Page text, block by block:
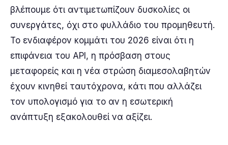
βλέπουμε ότι αντιμετωπίζουν δυσκολίες οι
συνεργάτες, όχι στο φυλλάδιο του προμηθευτή.
Το ενδιαφέρον κομμάτι του 2026 είναι ότι η
επιφάνεια του API, η πρόσβαση στους
μεταφορείς και η νέα στρώση διαμεσολαβητών
έχουν κινηθεί ταυτόχρονα, κάτι που αλλάζει
τον υπολογισμό για το αν η εσωτερική
ανάπτυξη εξακολουθεί να αξίζει.